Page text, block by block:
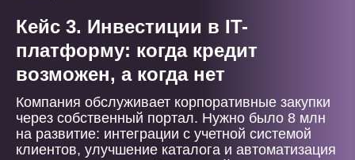
Кейс 3. Инвестиции в IT-
платформу: когда кредит
возможен, а когда нет
Компания обслуживает корпоративные закупки
через собственный портал. Нужно было 8 млн
на развитие: интеграции с учетной системой
клиентов, улучшение каталога и автоматизация